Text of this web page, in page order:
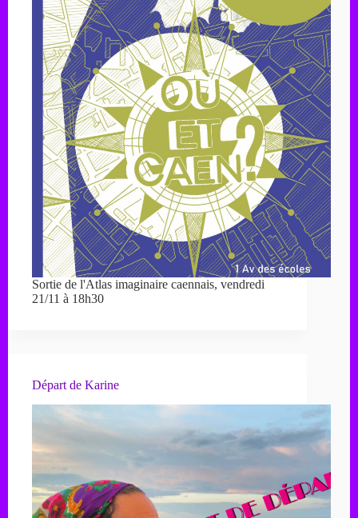
Sortie de l'Atlas imaginaire caennais, vendredi
21/11 à 18h30
Départ de Karine